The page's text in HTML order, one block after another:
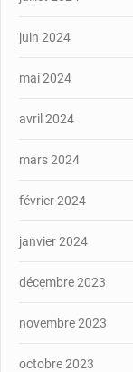
juin 2024
mai 2024
avril 2024
mars 2024
février 2024
janvier 2024
décembre 2023
novembre 2023
octobre 2023